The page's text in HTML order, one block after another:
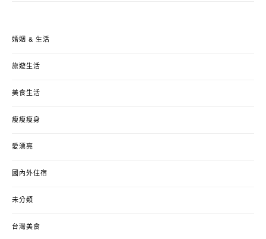
婚姻 & 生活
旅遊生活
美食生活
瘦瘦瘦身
愛漂亮
國內外住宿
未分類
台灣美食